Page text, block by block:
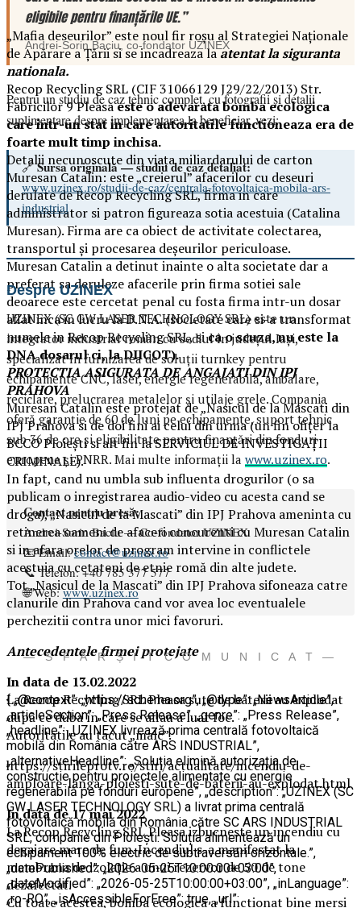
„Mafia deseurilor” este noul fir roșu al Strategiei Naționale
de Apărare a Țării si se incadreaza laatentat la siguranta
nationala.
Recop Recycling SRL (CIF 31066129 J29/22/2013) Str.
Fabricilor 9 Pleasaeste o adevarata bomba ecologica
care intr-un stat in care autoritatile functioneaza era de
foarte mult timp inchisa.
Detalii necunoscute din viața miliardarului de carton
Muresan Catalin: este „creierul” afacerilor cu deseuri
derulate de Recop Recycling SRL, firma in care
administrator si patron figureaza sotia acestuia (Catalina
Muresan). Firma are ca obiect de activitate colectarea,
transportul și procesarea deșeurilor periculoase.
Muresan Catalin a detinut inainte o alta societate dar a
preferat sa deruleze afacerile prin firma sotiei sale
deoarece este cercetat penal cu fosta firma intr-un dosar
aflat inca in lucru la D.N.A. (societate care si-a transformat
numele in Recop Recycling SRL, sica o scuza, nu este la
DNA dosarul ci, la DIICOT).
PROTECTIA ASIGURATA DE ANGAJATI DIN IPJ
PRAHOVA
Muresan Catalin este protejat de „Nasicul de la Mascati din
IPJ Prahova si de doi fini ai celui din urma (un fin ofițer la
BCCO Ploiești si alt fin la SERVICIUL DE INVESTIGAŢII
CRIMINALE).
In fapt, cand nu umbla sub influenta drogurilor (o sa
publicam o inregistrarea audio-video cu acesta cand se
droga), „Nasicul de la Mascati” din IPJ Prahova ameninta cu
retinerea oameni de afaceri concurenti cu Muresan Catalin
si in afara orelor de program intervine in conflictele
acestuia cu cetateni de etnie romă din alte judete.
Tot „Nasicul de la Mascati” din IPJ Prahova sifoneaza catre
clanurile din Prahova cand vor avea loc eventualele
perchezitii contra unor mici favoruri.
Antecedentele firmei protejate
In data de 13.02.2022
La Recop Recycling SRL Pleasa sute de baterii au explodat
după ce duba în care se aflau a luat foc.
Autoritatile au tacut „malc”.
https://stirileprotv.ro/stiri/actualitate/incendiu-de-
amploare-langa-ploiesti-sute-de-baterii-au-explodat.html
In data de 17 mai 2022
La Recop Recycling SRL Pleasa izbucneste un incendiu cu
degajare mare de fum. Incendiul s-a manifestat la
membrana de izolație a unui rezervor de 50 de tone
dezafectat.
Cu toate acestea, bomba ecologica a functionat bine mersi
eligibile pentru finanțările UE.”
Andrei-Sorin Baciu , co-fondator UZINEX
Pentru un studiu de caz tehnic complet, cu fotografii și detalii
suplimentare despre implementarea la beneficiar, vezi:
🔗Sursa originală — studiu de caz detaliat:
www.uzinex.ro/studii-de-caz/centrala-fotovoltaica-mobila-ars-
industrial
Despre UZINEX
UZINEX (SC GW LASER TECHNOLOGY SRL) este un
integrator industrial român cu sediul în județul Iași,
specializat în furnizarea de soluții turnkey pentru
echipamente CNC, laser, energie regenerabilă, ambalare,
reciclare, prelucrarea metalelor și utilaje grele. Compania
oferă garanție de 60 de luni pe echipamente, suport tehnic
sub 36 de ore și eligibilitate pentru finanțări din fonduri
europene și PNRR. Mai multe informații la www.uzinex.ro.
Contact pentru presă:
Andrei-Sorin Baciu — Co-fondator UZINEX
📧 Email:contact@uzinex.ro
📞 Telefon: +40 785 377 577
🌐 Web:www.uzinex.ro
— S F Â R Ș I T C O M U N I C A T —
{ „@context”: „https://schema.org”, „@type”: „NewsArticle”,
„articleSection”: „Press Release”, „genre”: „Press Release”,
„headline”: „UZINEX livrează prima centrală fotovoltaică
mobilă din România către ARS INDUSTRIAL”,
„alternativeHeadline”: „Soluția elimină autorizația de
construcție pentru proiectele alimentate cu energie
regenerabilă pe fonduri europene”, „description”: „UZINEX (SC
GW LASER TECHNOLOGY SRL) a livrat prima centrală
fotovoltaică mobilă din România către SC ARS INDUSTRIAL
SRL, companie din Ploiești. Soluția alimentează un
echipament 100% electric de subtraversări orizontale.”,
„datePublished”: „2026-05-25T10:00:00+03:00”,
„dateModified”: „2026-05-25T10:00:00+03:00”, „inLanguage”:
„ro-RO”, „isAccessibleForFree”: true, „url”: